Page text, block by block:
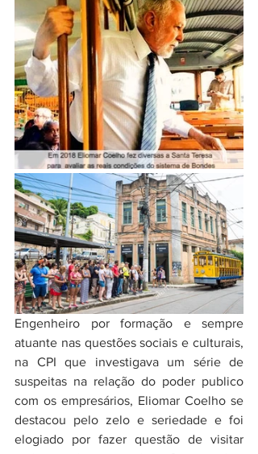
Engenheiro por formação e sempre
atuante nas questões sociais e culturais,
na CPI que investigava um série de
suspeitas na relação do poder publico
com os empresários, Eliomar Coelho se
destacou pelo zelo e seriedade e foi
elogiado por fazer questão de visitar